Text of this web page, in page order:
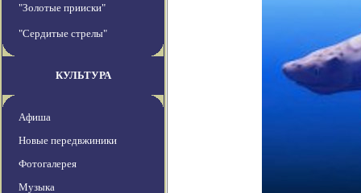
"Золотые прииски"
"Сердитые стрелы"
КУЛЬТУРА
Афиша
Новые передвжиники
Фотогалерея
Музыка